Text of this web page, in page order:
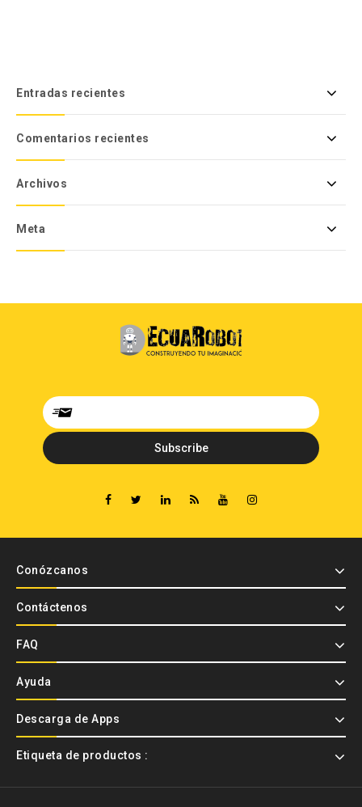
Entradas recientes
Comentarios recientes
Archivos
Meta
Conózcanos
Contáctenos
FAQ
Ayuda
Descarga de Apps
Etiqueta de productos :